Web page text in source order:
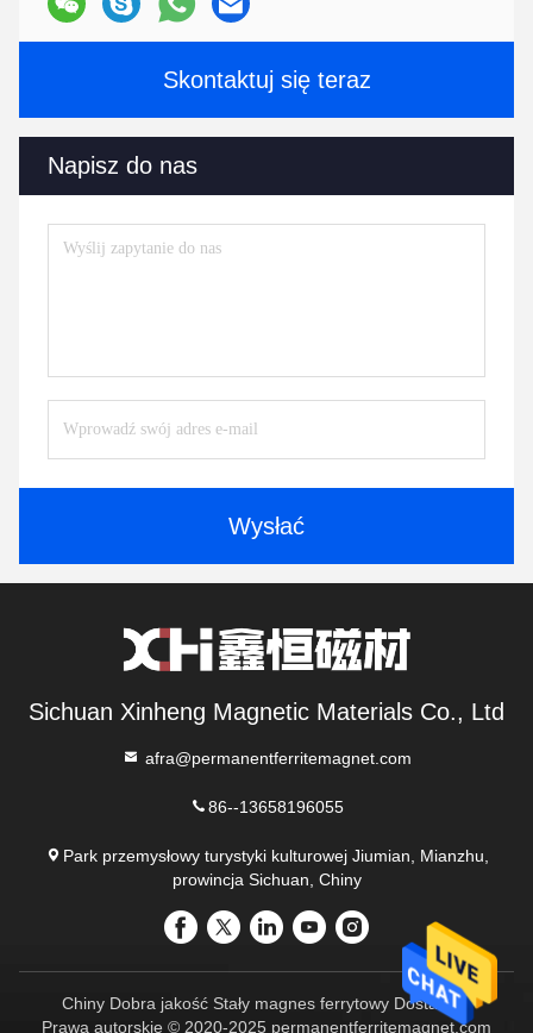
Skontaktuj się teraz
Napisz do nas
Wysłać
Sichuan Xinheng Magnetic Materials Co., Ltd
afra@permanentferritemagnet.com
86--13658196055
Park przemysłowy turystyki kulturowej Jiumian, Mianzhu,
prowincja Sichuan, Chiny
Chiny Dobra jakość Stały magnes ferrytowy Dostawca.
Prawa autorskie © 2020-2025 permanentferritemagnet.com